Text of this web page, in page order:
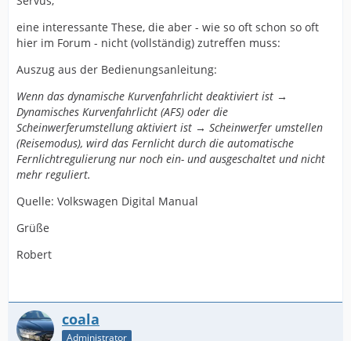
eine interessante These, die aber - wie so oft schon so oft
hier im Forum - nicht (vollständig) zutreffen muss:
Auszug aus der Bedienungsanleitung:
Wenn das dynamische Kurvenfahrlicht deaktiviert ist →
Dynamisches Kurvenfahrlicht (AFS) oder die
Scheinwerferumstellung aktiviert ist → Scheinwerfer umstellen
(Reisemodus), wird das Fernlicht durch die automatische
Fernlichtregulierung nur noch ein- und ausgeschaltet und nicht
mehr reguliert.
Quelle: Volkswagen Digital Manual
Grüße
Robert
coala
Administrator